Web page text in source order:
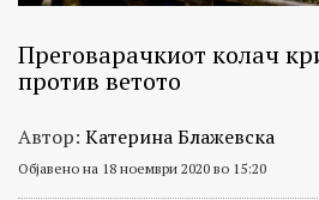
Преговарачкиот колач
против ветото
Автор: Катерина Блажевска
Објавено на 18 ноември 2020 во 15:20